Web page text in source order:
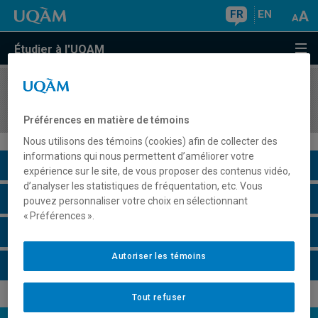
FR EN
Étudier à l'UQAM
COURS//
Description du cours
Horaire - Été 2026
Préférences en matière de témoins
Nous utilisons des témoins (cookies) afin de collecter des
informations qui nous permettent d’améliorer votre
expérience sur le site, de vous proposer des contenus vidéo,
d’analyser les statistiques de fréquentation, etc. Vous
pouvez personnaliser votre choix en sélectionnant
« Préférences ».
Tout refuser
Autoriser les témoins